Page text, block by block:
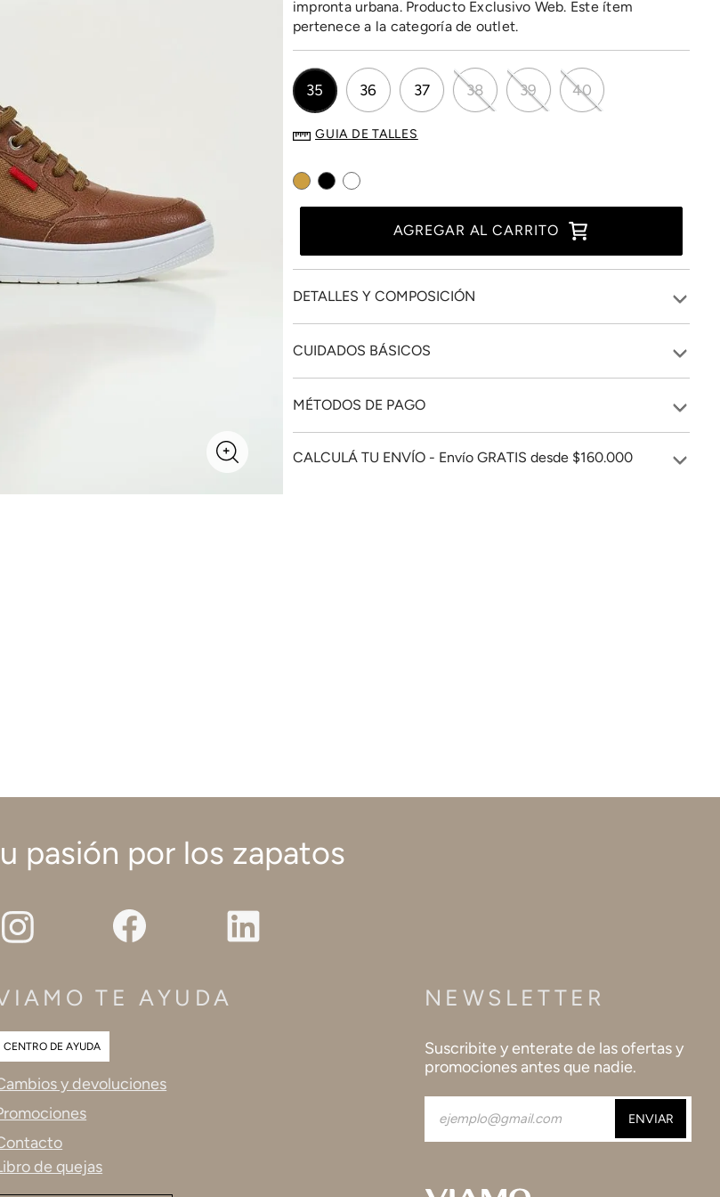
impronta urbana. Producto Exclusivo Web. Este ítem
pertenece a la categoría de outlet.
35 36 37 38 39 40
GUIA DE TALLES
AGREGAR AL CARRITO
DETALLES Y COMPOSICIÓN
CUIDADOS BÁSICOS
MÉTODOS DE PAGO
CALCULÁ TU ENVÍO - Envío GRATIS desde $160.000
pasión por los zapatos
TE AYUDA
CENTRO DE AYUDA
y devoluciones
de quejas
NEWSLETTER
Suscribite y enterate de las ofertas y
promociones antes que nadie.